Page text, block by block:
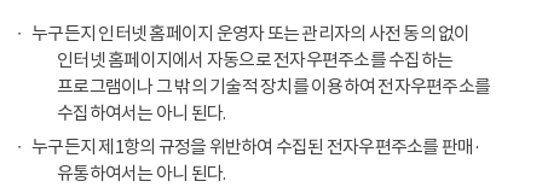
누구든지 인터넷 홈페이지 운영자 또는 관리자의 사전 동의 없이
인터넷 홈페이지에서 자동으로 전자우편주소를 수집하는
프로그램이나 그 밖의 기술적 장치를 이용하여 전자우편주소를
수집하여서는 아니 된다.
누구든지 제1항의 규정을 위반하여 수집된 전자우편주소를 판매·
유통하여서는 아니 된다.